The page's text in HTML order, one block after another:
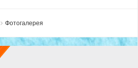
Фотогалерея